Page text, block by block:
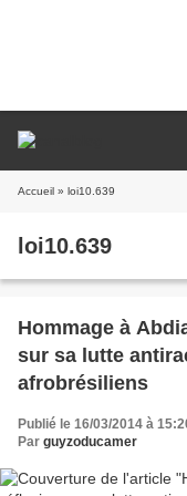
Accueil » loi10.639
loi10.639
Hommage à
sur sa lutte
afrobrésiliens
Publié le 16/03/2014 à
Par guyzoducamer